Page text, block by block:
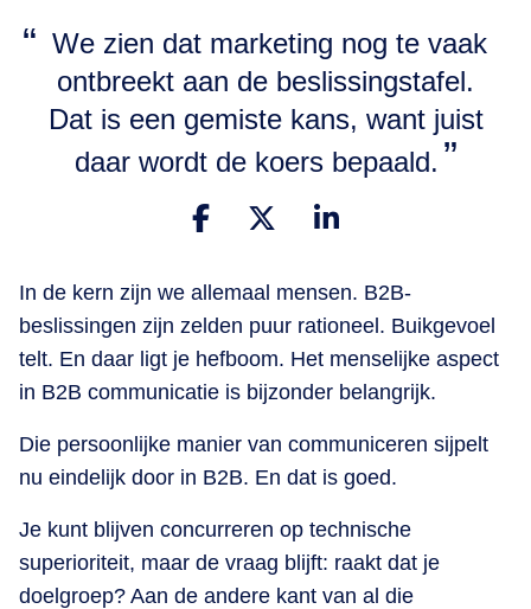
​ We zien dat marketing nog te vaak
ontbreekt aan de beslissingstafel.
Dat is een gemiste kans, want juist
daar wordt de koers bepaald.
In de kern zijn we allemaal mensen. B2B-
beslissingen zijn zelden puur rationeel. Buikgevoel
telt. En daar ligt je hefboom. Het menselijke aspect
in B2B communicatie is bijzonder belangrijk.
Die persoonlijke manier van communiceren sijpelt
nu eindelijk door in B2B. En dat is goed.
Je kunt blijven concurreren op technische
superioriteit, maar de vraag blijft: raakt dat je
doelgroep? Aan de andere kant van al die